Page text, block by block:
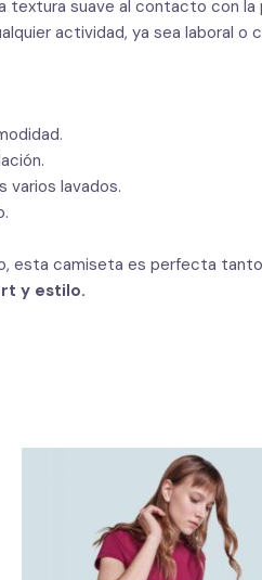
textura suave al contacto con la
actividad, ya sea laboral o
varios lavados.
esta camiseta es perfecta
y estilo.